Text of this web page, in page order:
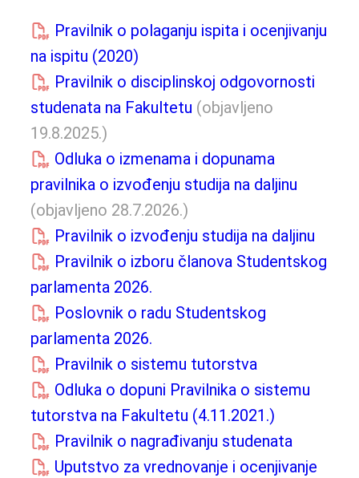
Pravilnik o polaganju ispita i ocenjivanju
na ispitu (2020)
Pravilnik o disciplinskoj odgovornosti
studenata na Fakultetu (objavljeno
19.8.2025.)
Odluka o izmenama i dopunama
pravilnika o izvođenju studija na daljinu
(objavljeno 28.7.2026.)
Pravilnik o izvođenju studija na daljinu
Pravilnik o izboru članova Studentskog
parlamenta 2026.
Poslovnik o radu Studentskog
parlamenta 2026.
Pravilnik o sistemu tutorstva
Odluka o dopuni Pravilnika o sistemu
tutorstva na Fakultetu (4.11.2021.)
Pravilnik o nagrađivanju studenata
Uputstvo za vrednovanje i ocenjivanje